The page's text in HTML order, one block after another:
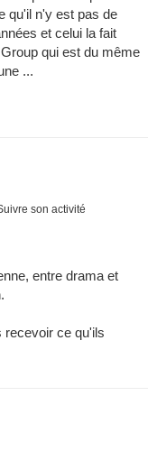
qu'il n'y est pas de
et celui la fait
qui est du même
...
son activité
entre drama et
recevoir ce qu'ils